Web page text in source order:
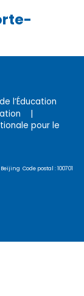
l’Éducation
pour le
Code postal : 100701